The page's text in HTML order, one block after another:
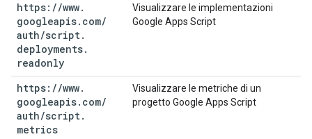
https: //www.
googleapis. com/
auth/script.
deployments.
readonly
Visualizzare le implementazioni
Google Apps Script
https: //www.
googleapis. com/
auth/script.
metrics
Visualizzare le metriche di un
progetto Google Apps Script